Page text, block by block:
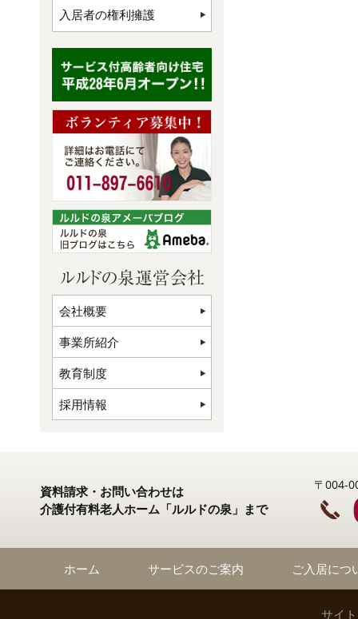
入居者の権利擁護
会社概要
事業所紹介
教育制度
採用情報
資料請求・お問い合わせは
介護付有料老人ホーム「ルルドの泉」まで
〒004-
ホーム サービスのご案内 ご入居につ
サイ